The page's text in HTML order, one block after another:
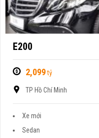
E200
2,099tỷ
TP Hồ Chí Minh
Xe mới
Sedan